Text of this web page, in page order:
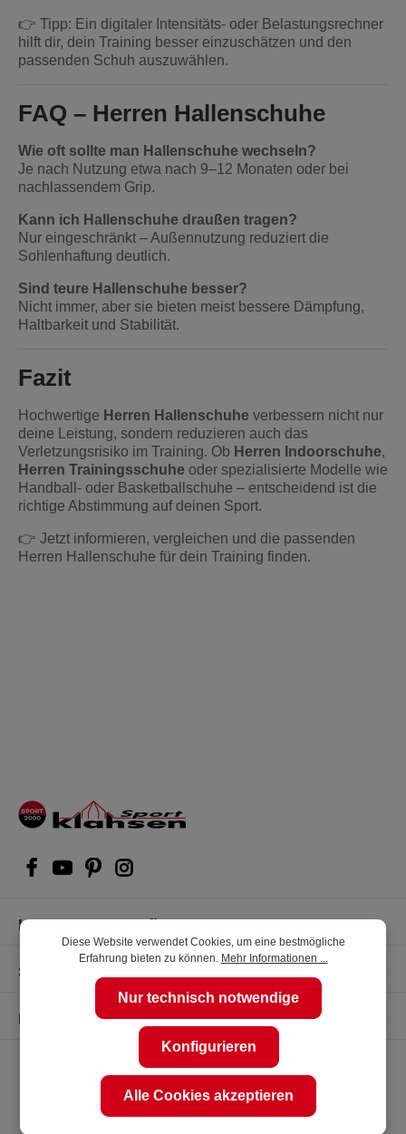
👉 Tipp: Ein digitaler Intensitäts- oder Belastungsrechner
hilft dir, dein Training besser einzuschätzen und den
passenden Schuh auszuwählen.
FAQ – Herren Hallenschuhe
Wie oft sollte man Hallenschuhe wechseln?
Je nach Nutzung etwa nach 9–12 Monaten oder bei
nachlassendem Grip.
Kann ich Hallenschuhe draußen tragen?
Nur eingeschränkt – Außennutzung reduziert die
Sohlenhaftung deutlich.
Sind teure Hallenschuhe besser?
Nicht immer, aber sie bieten meist bessere Dämpfung,
Haltbarkeit und Stabilität.
Fazit
Hochwertige Herren Hallenschuhe verbessern nicht nur
deine Leistung, sondern reduzieren auch das
Verletzungsrisiko im Training. Ob Herren Indoorschuhe,
Herren Trainingsschuhe oder spezialisierte Modelle wie
Handball- oder Basketballschuhe – entscheidend ist die
richtige Abstimmung auf deinen Sport.
👉 Jetzt informieren, vergleichen und die passenden
Herren Hallenschuhe für dein Training finden.
Kompetente Kaufberatung
Shop Service
Informationen
Diese Website verwendet Cookies, um eine bestmögliche
Erfahrung bieten zu können. Mehr Informationen ...
Nur technisch notwendige
Konfigurieren
Alle Cookies akzeptieren